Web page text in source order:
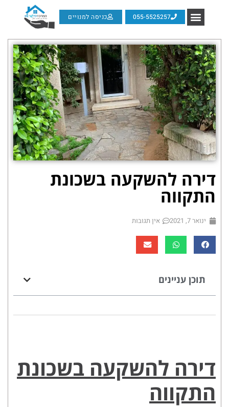
055-5525257 כניסה למנויים
דירה להשקעה בשכונת
התקווה
ינואר 7, 2021 אין תגובות
תוכן עניינים
דירה להשקעה בשכונת
התקווה